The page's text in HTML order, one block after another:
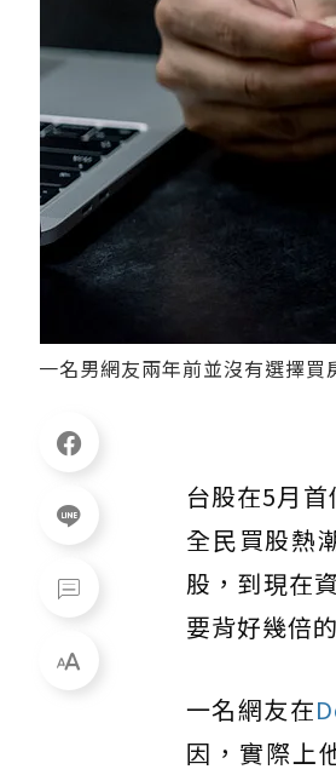
一名男網友兩年前並沒有選擇
台股在5月
全民買股熱
股，到現在
要背好幾倍
一名網友在
因，實際上